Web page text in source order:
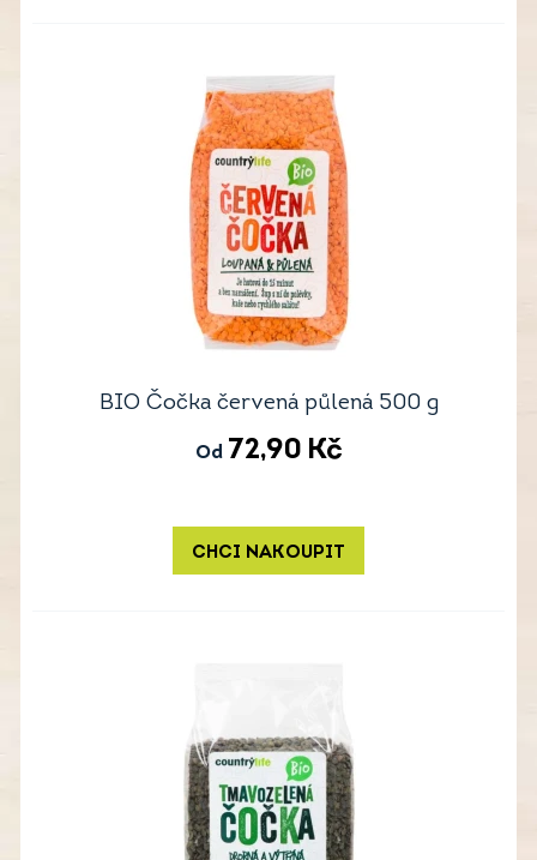
BIO Čočka červená půlená 500 g
Od 72,90 Kč
CHCI NAKOUPIT